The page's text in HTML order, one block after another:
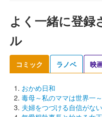
よく一緒に登録
ル
コミック ラノベ 映
おかめ日和
毒母～私のママは世界一～
夫婦をつづける自信がない